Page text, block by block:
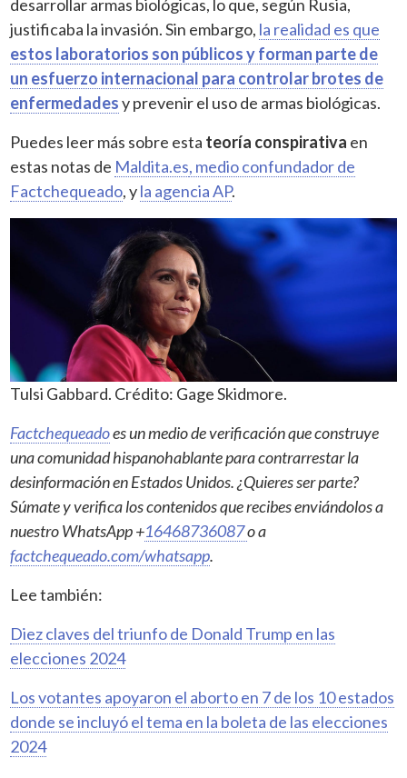
desarrollar armas biológicas, lo que, según Rusia,
justificaba la invasión. Sin embargo, la realidad es que
estos laboratorios son públicos y forman parte de
un esfuerzo internacional para controlar brotes de
enfermedadesy prevenir el uso de armas biológicas.
Puedes leer más sobre esta teoría conspirativa en
estas notas de Maldita.es, medio confundador de
Factchequeado, yla agencia AP.
Tulsi Gabbard. Crédito: Gage Skidmore.
Factchequeadoes un medio de verificación que construye
una comunidad hispanohablante para contrarrestar la
desinformación en Estados Unidos. ¿Quieres ser parte?
Súmate y verifica los contenidos que recibes enviándolos a
nuestro WhatsApp +16468736087o a
factchequeado.com/whatsapp.
Lee también:
Diez claves del triunfo de Donald Trump en las
elecciones 2024
Los votantes apoyaron el aborto en 7 de los 10 estados
donde se incluyó el tema en la boleta de las elecciones
2024